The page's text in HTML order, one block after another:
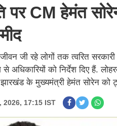
पर CM हेमंत
जी रहे लोगों तक त्वरित
से अधिकारियों को निर्देश दिए हैं.
झारखंड के मुख्यमंत्री हेमंत सोरेन को
2026, 17:15 IST